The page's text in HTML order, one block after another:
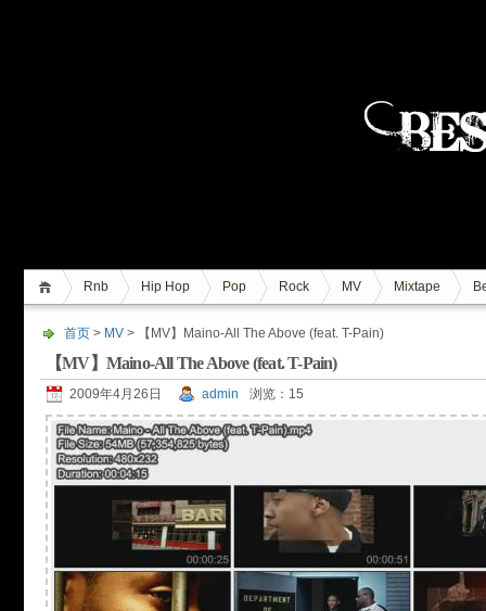
Rnb Hip Hop Pop Rock MV Mixtape
首页 > MV > 【MV】Maino-All The Above (feat. T-Pain)
【MV】Maino-All The Above (feat. T-Pain)
2009年4月26日 admin 浏览：15